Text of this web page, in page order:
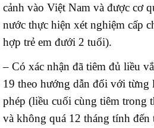
cảnh vào Việt Nam và được cơ
nước thực hiện xét nghiệm cấp
hợp trẻ em đưới 2 tuổi).
– Có xác nhận đã tiêm đủ liều
19 theo hướng dẫn đối với từng
phép (liều cuối cùng tiêm trong
và không quá 12 tháng tính đến